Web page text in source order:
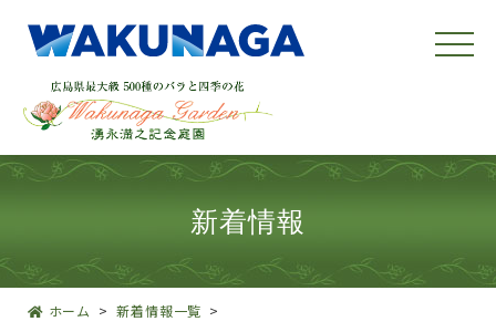
新着情報
ホーム
新着情報一覧